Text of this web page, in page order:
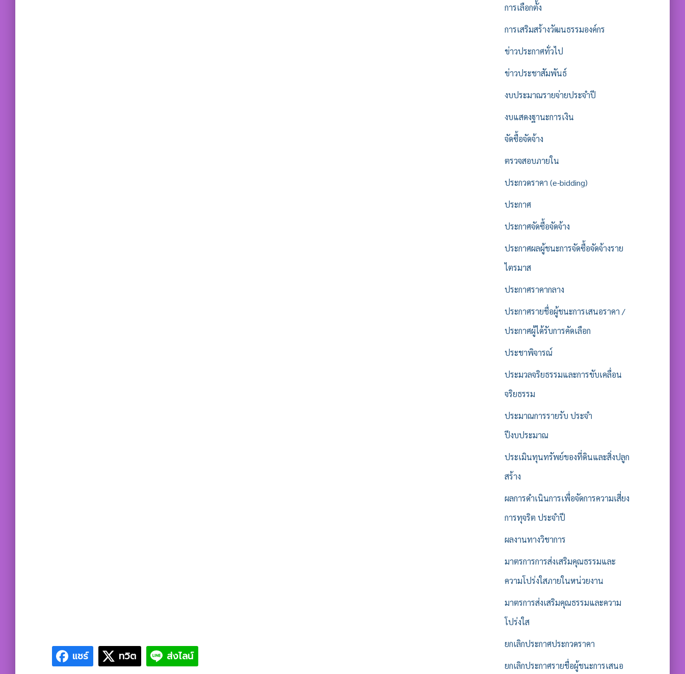
แชร์ ทวิต ส่งไลน์
การเลือกตั้ง
การเสริมสร้างวัฒนธรรมองค์กร
ข่าวประกาศทั่วไป
ข่าวประชาสัมพันธ์
งบประมาณรายจ่ายประจำปี
งบแสดงฐานะการเงิน
จัดซื้อจัดจ้าง
ตรวจสอบภายใน
ประกวดราคา (e-bidding)
ประกาศ
ประกาศจัดซื้อจัดจ้าง
ประกาศผลผู้ชนะการจัดซื้อจัดจ้างราย
ไตรมาส
ประกาศราคากลาง
ประกาศรายชื่อผู้ชนะการเสนอราคา /
ประกาศผู้ได้รับการคัดเลือก
ประชาพิจารณ์
ประมวลจริยธรรมและการขับเคลื่อน
จริยธรรม
ประมาณการรายรับ ประจำ
ปีงบประมาณ
ประเมินทุนทรัพย์ของที่ดินและสิ่งปลูก
สร้าง
ผลการดำเนินการเพื่อจัดการความเสี่ยง
การทุจริต ประจำปี
ผลงานทางวิชาการ
มาตรการการส่งเสริมคุณธรรมและ
ความโปร่งใสภายในหน่วยงาน
มาตรการส่งเสริมคุณธรรมและความ
โปร่งใส
ยกเลิกประกาศประกวดราคา
ยกเลิกประกาศรายชื่อผู้ชนะการเสนอ